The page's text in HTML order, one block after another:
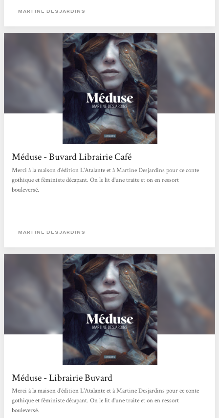
poisseuse, l’écriture nous enferme dans la peau de son personnage et dans la
MARTINE DESJARDINS
Méduse - Buvard Librairie Café
Merci à la maison d'édition L'Atalante et à Martine Desjardins pour ce conte
gothique et féministe décapant. On le lit d'une traite et on en ressort
bouleversé.
MARTINE DESJARDINS
Méduse - Librairie Buvard
Merci à la maison d'édition L'Atalante et à Martine Desjardins pour ce conte
gothique et féministe décapant. On le lit d'une traite et on en ressort
bouleversé.